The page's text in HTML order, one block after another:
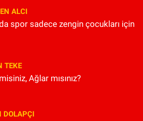
ALCI
spor sadece zengin çocukları için
TEKE
Ağlar mısınız?
DOLAPÇI